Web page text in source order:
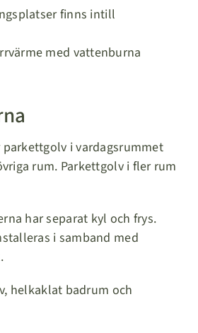
finns intill
med vattenburna
parkettgolv i vardagsrummet
rum. Parkettgolv i fler rum
har separat kyl och frys.
i samband med
helkaklat badrum och